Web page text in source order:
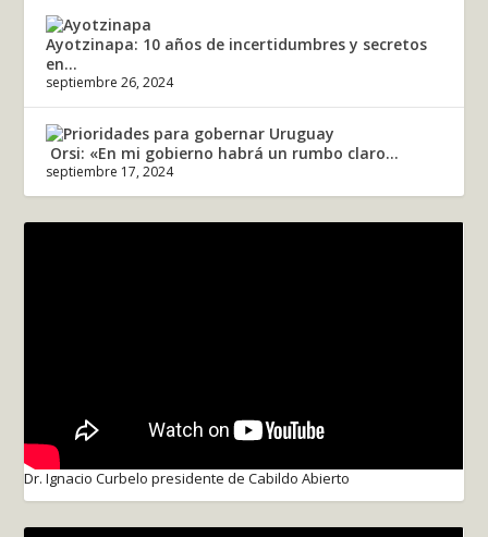
Ayotzinapa: 10 años de incertidumbres y secretos
en...
septiembre 26, 2024
Orsi: «En mi gobierno habrá un rumbo claro...
septiembre 17, 2024
Dr. Ignacio Curbelo presidente de Cabildo Abierto